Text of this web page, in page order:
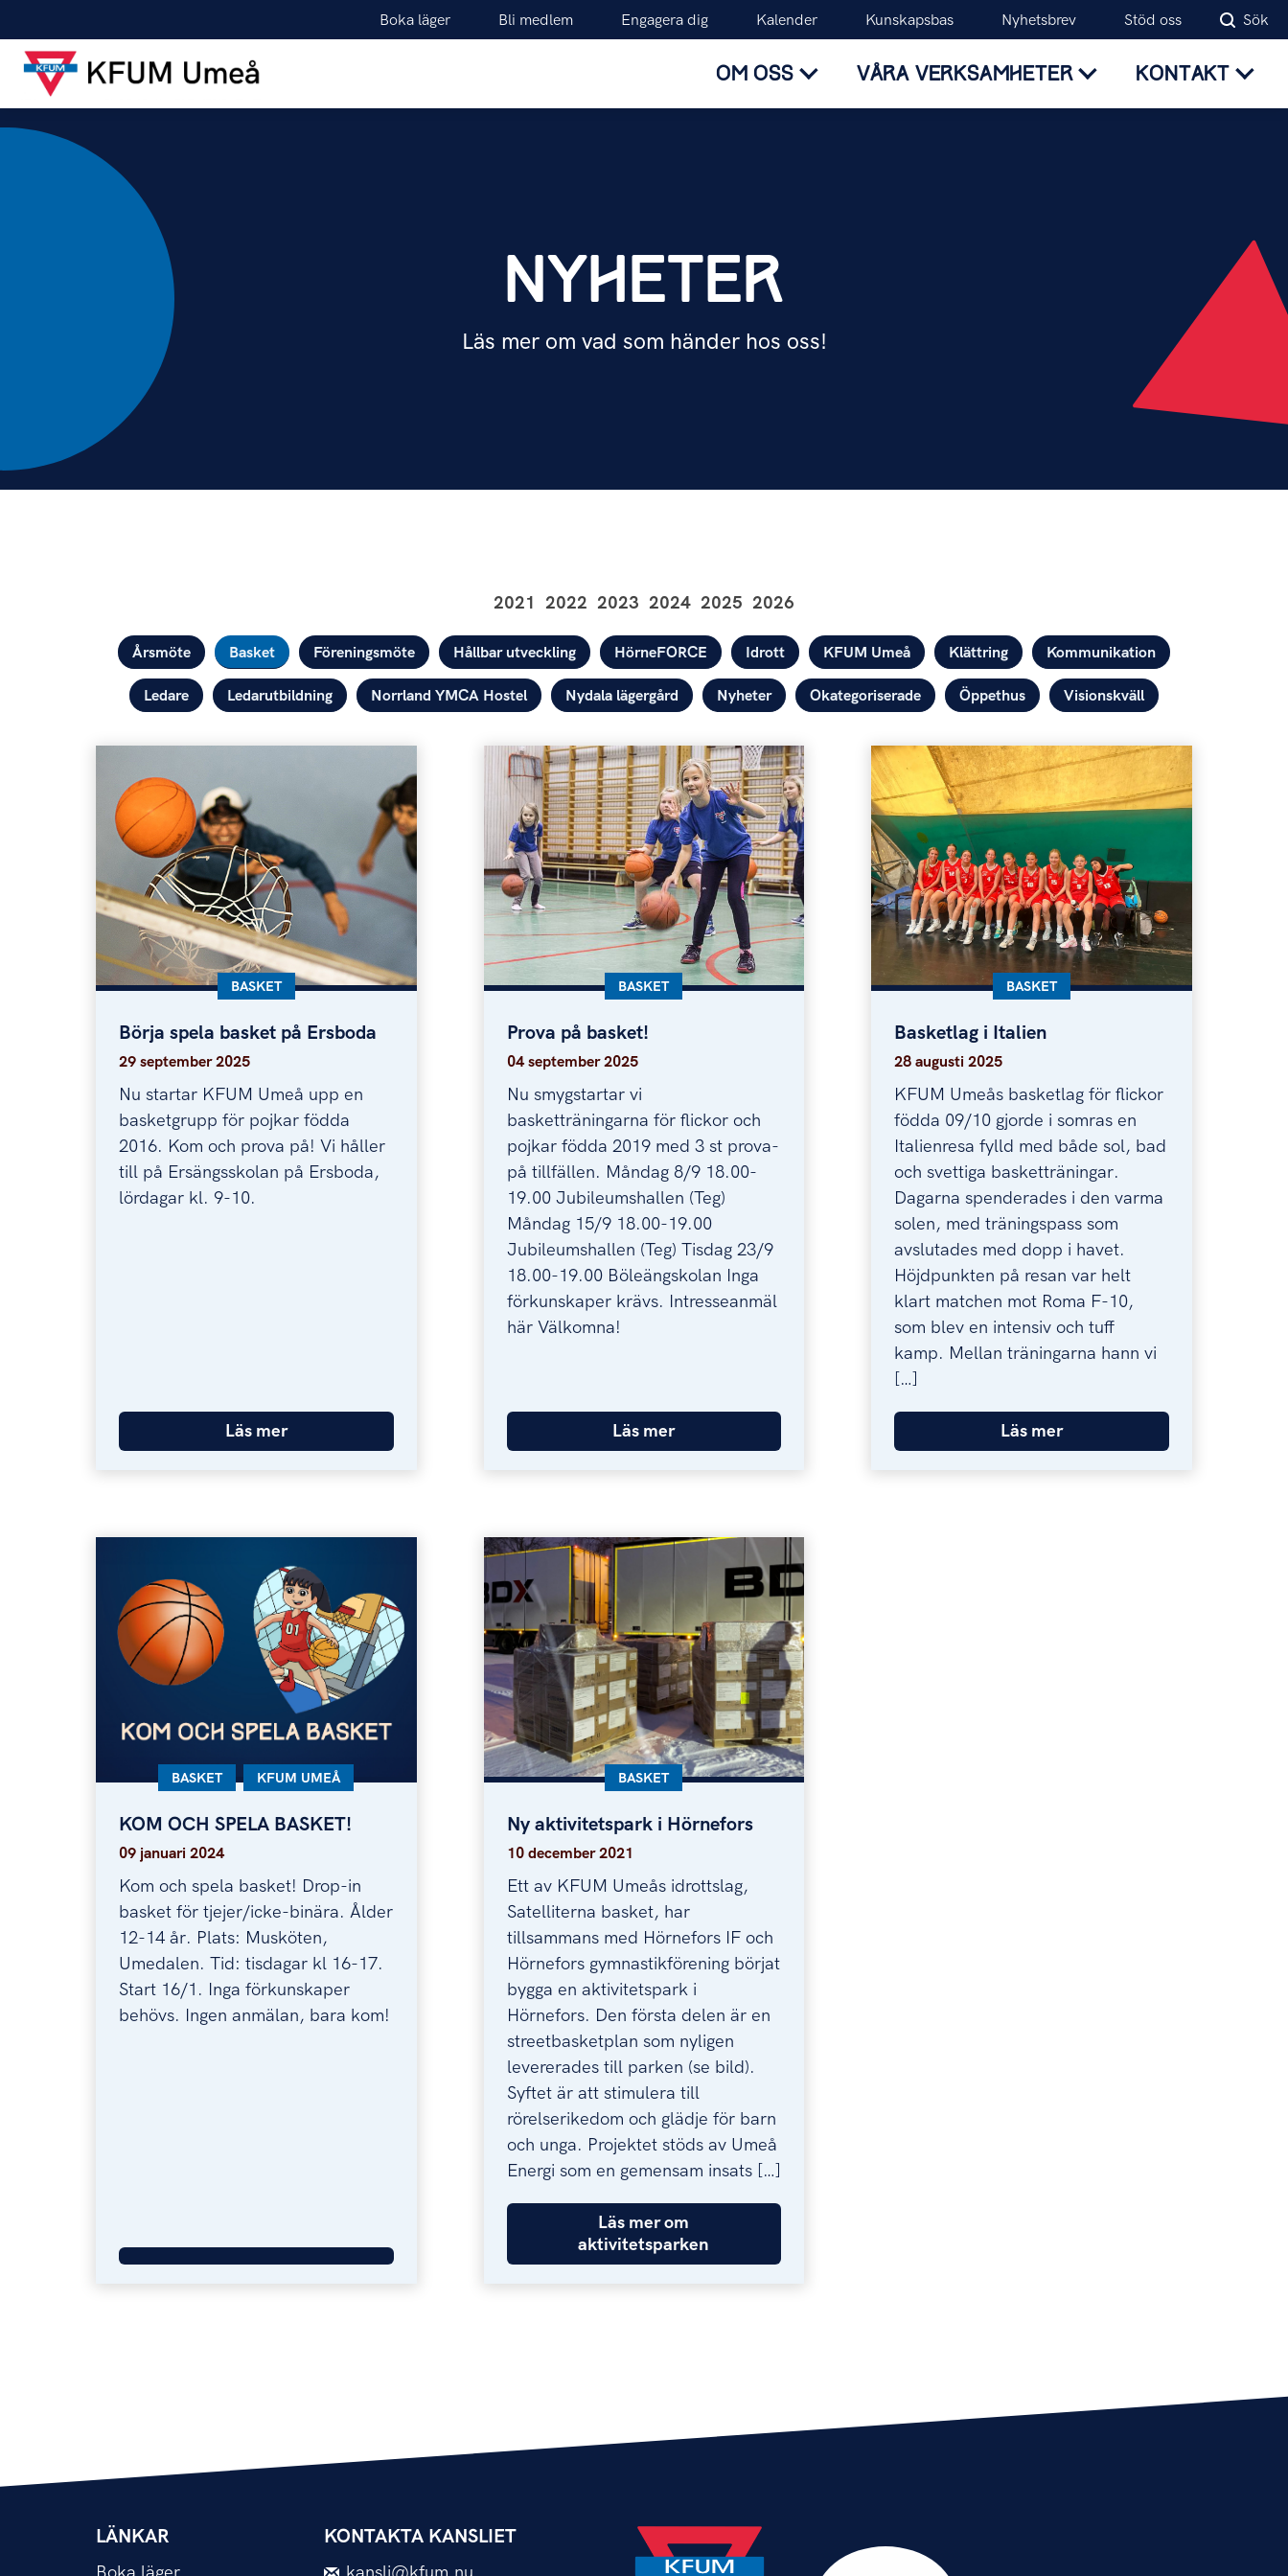
Boka läger Bli medlem Engagera dig Kalender Kunskapsbas Nyhetsbrev Stöd oss Sök
OM OSS VÅRA VERKSAMHETER KONTAKT
NYHETER
Läs mer om vad som händer hos oss!
2026
2025
2024
2023
2022
2021
Kategorier
Årsmöte Basket Föreningsmöte Hållbar utveckling HörneFORCE Idrott KFUM Umeå Klättring Kommunikation
Ledare Ledarutbildning Norrland YMCA Hostel Nydala lägergård Nyheter Okategoriserade Öppethus Visionskväll
Börja spela basket på Ersboda
Börja spela basket på Ersboda
KATEGORI:
BASKET
29 september 2025
Nu startar KFUM Umeå upp en
basketgrupp för pojkar födda
2016. Kom och prova på! Vi håller
till på Ersängsskolan på Ersboda,
lördagar kl. 9-10.
Läs mer
Prova på basket!
Prova på basket!
KATEGORI:
BASKET
04 september 2025
Nu smygstartar vi
basketträningarna för flickor och
pojkar födda 2019 med 3 st prova-
på tillfällen. Måndag 8/9 18.00-
19.00 Jubileumshallen (Teg)
Måndag 15/9 18.00-19.00
Jubileumshallen (Teg) Tisdag 23/9
18.00-19.00 Böleängskolan Inga
förkunskaper krävs. Intresseanmäl
här Välkomna!
Läs mer
Basketlag i Italien
Basketlag i Italien
KATEGORI:
BASKET
28 augusti 2025
KFUM Umeås basketlag för flickor
födda 09/10 gjorde i somras en
Italienresa fylld med både sol, bad
och svettiga basketträningar.
Dagarna spenderades i den varma
solen, med träningspass som
avslutades med dopp i havet.
Höjdpunkten på resan var helt
klart matchen mot Roma F-10,
som blev en intensiv och tuff
kamp. Mellan träningarna hann vi
[…]
Läs mer
KOM OCH SPELA BASKET!
KOM OCH SPELA BASKET!
KATEGORI:
BASKET KATEGORI:
KFUM UMEÅ
09 januari 2024
Kom och spela basket! Drop-in
basket för tjejer/icke-binära. Ålder
12-14 år. Plats: Musköten,
Umedalen. Tid: tisdagar kl 16-17.
Start 16/1. Inga förkunskaper
behövs. Ingen anmälan, bara kom!
Ny aktivitetspark i Hörnefors
Ny aktivitetspark i Hörnefors
KATEGORI:
BASKET
10 december 2021
Ett av KFUM Umeås idrottslag,
Satelliterna basket, har
tillsammans med Hörnefors IF och
Hörnefors gymnastikförening börjat
bygga en aktivitetspark i
Hörnefors. Den första delen är en
streetbasketplan som nyligen
levererades till parken (se bild).
Syftet är att stimulera till
rörelserikedom och glädje för barn
och unga. Projektet stöds av Umeå
Energi som en gemensam insats […]
Läs mer om
aktivitetsparken
LÄNKAR KONTAKTA KANSLIET